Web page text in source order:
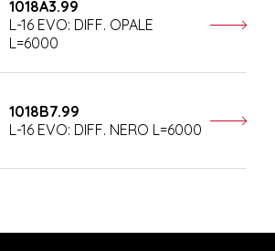
1018A3.99
L-16 EVO: DIFF. OPALE
L=6000
1018B7.99
L-16 EVO: DIFF. NERO L=6000